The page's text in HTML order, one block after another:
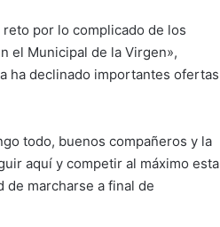
por lo complicado de los
el Municipal de la Virgen»,
ha declinado importantes ofertas
todo, buenos compañeros y la
aquí y competir al máximo esta
de marcharse a final de